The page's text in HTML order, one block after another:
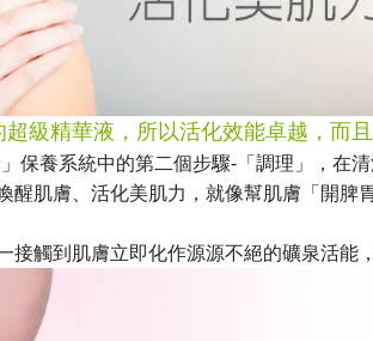
級精華液，所以活化效能卓越，而
保養系統中的第二個步驟-「調理」，在
醒肌膚、活化美肌力，就像幫肌膚「開脾
接觸到肌膚立即化作源源不絕的礦泉活能